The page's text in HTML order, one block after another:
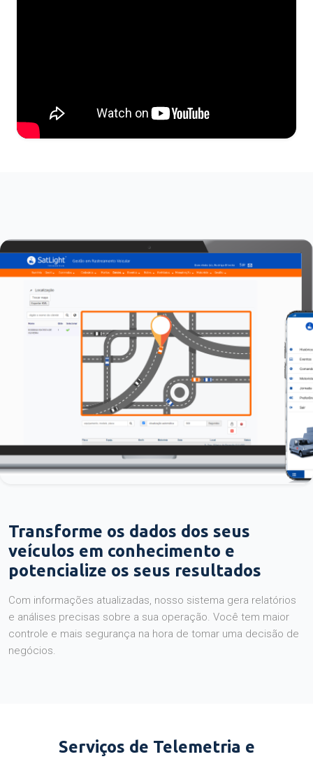
Transforme os dados dos seus
veículos em conhecimento e
potencialize os seus resultados
Com informações atualizadas, nosso sistema gera relatórios
e análises precisas sobre a sua operação. Você tem maior
controle e mais segurança na hora de tomar uma decisão de
negócios.
Serviços de Telemetria e